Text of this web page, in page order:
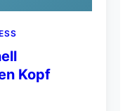
Kopf